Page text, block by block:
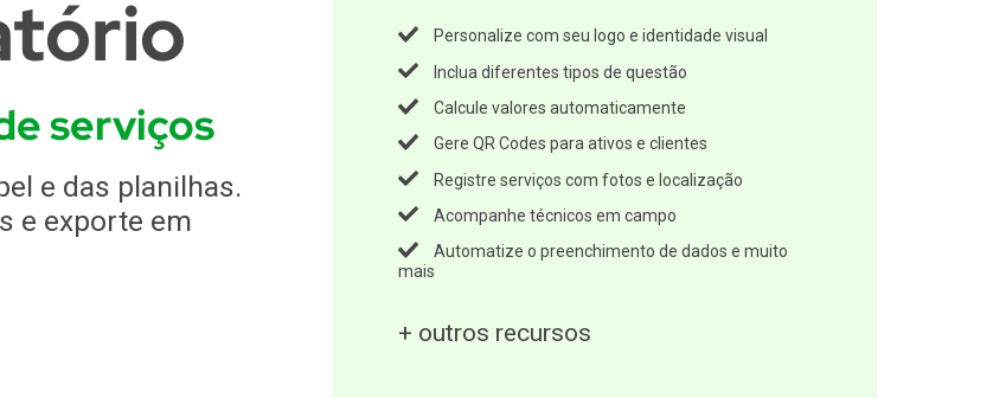
serviços
e das planilhas.
e exporte em
Personalize com seu logo e identidade visual
Inclua diferentes tipos de questão
Calcule valores automaticamente
Gere QR Codes para ativos e clientes
Registre serviços com fotos e localização
Acompanhe técnicos em campo
Automatize o preenchimento de dados e muito
mais
+ outros recursos